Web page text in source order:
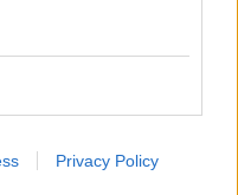
Privacy Policy
νέες
περιοχή η
στον
στηρίξουμε